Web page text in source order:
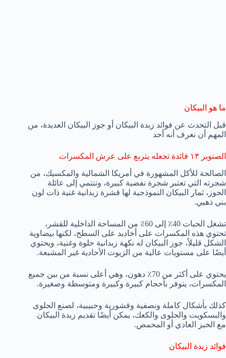
ما هو البيكان
قبل التحدث عن فوائد زبدة البيكان أو جوز البيكان العديدة، من
المهم أن نعرف أنه أحد
الصنوبر ١٣ فائدة تجعله يتربع على عرش المكسرات
الصالحة للأكل المشهورة في أمريكا الشمالية والمكسيك، من
شجرته التي تعتبر شجرة نفضية كبيرة، وتنتمي إلى عائلة
الجوز، ثمار البيكان النموذجية لها قشرة زبدانية غنية ذات لون
بني ذهبي.
تشغل الحبات 40٪ إلى 60٪ من المساحة الداخلية للقشر،
تحتوي هذه المكسرات على أخاديد على السطح، لكنها بيضاوية
الشكل قليلاً، جوز البيكان له نكهة زبدانية حلوة وغنية، ويحتوي
أيضًا على مستويات عالية من الزيوت الأحادية غير المشبعة.
يحتوي على أكثر من 70٪ دهون، وهي أعلى نسبة من بين جميع
المكسرات، يتوفر بأحجام كبيرة وكبيرة ومتوسطة وصغيرة.
كذلك بأشكال كاملة ونصفية وقشورية وحبيبية، لصنع الحلوى
والبسكويت والحلوى والكعك، يمكن أيضًا تقديم زبدة البيكان
مع الخبز العادي أو المحمص.
فوائد زبدة البيكان